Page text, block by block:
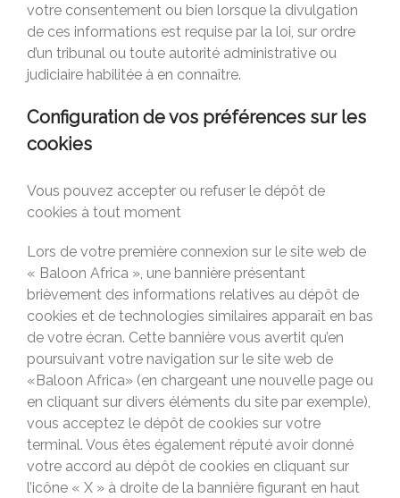
votre consentement ou bien lorsque la divulgation
de ces informations est requise par la loi, sur ordre
d’un tribunal ou toute autorité administrative ou
judiciaire habilitée à en connaître.
Configuration de vos préférences sur les
cookies
Vous pouvez accepter ou refuser le dépôt de
cookies à tout moment
Lors de votre première connexion sur le site web de
« Baloon Africa », une bannière présentant
brièvement des informations relatives au dépôt de
cookies et de technologies similaires apparaît en bas
de votre écran. Cette bannière vous avertit qu’en
poursuivant votre navigation sur le site web de
«Baloon Africa» (en chargeant une nouvelle page ou
en cliquant sur divers éléments du site par exemple),
vous acceptez le dépôt de cookies sur votre
terminal. Vous êtes également réputé avoir donné
votre accord au dépôt de cookies en cliquant sur
l’icône « X » à droite de la bannière figurant en haut